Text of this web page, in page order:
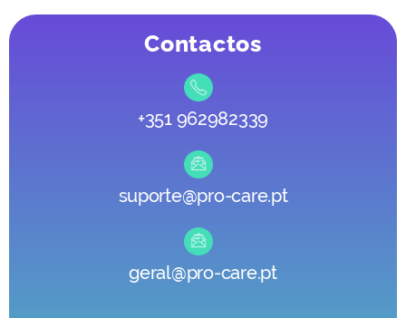
Contactos
+351 962982339
suporte@pro-care.pt
geral@pro-care.pt